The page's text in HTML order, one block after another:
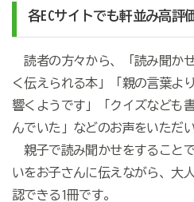
各ECサイトでも軒並み高評
読者の方々から、「読み聞か
く伝えられる本」「親の言葉よ
響くようです」「クイズなども
んでいた」などのお声をいただ
親子で読み聞かせをすること
いをお子さんに伝えながら、大
認できる1冊です。